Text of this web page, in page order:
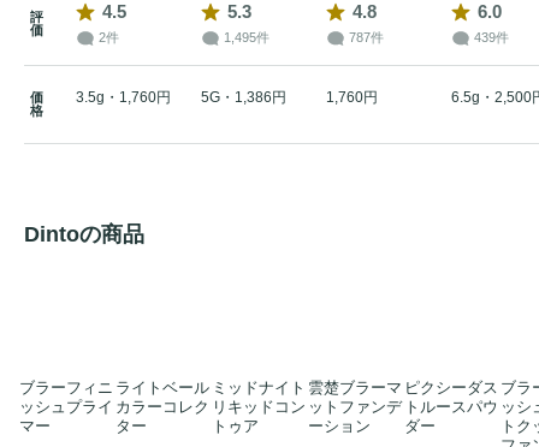
評
価
4.5
2件
5.3
1,495件
4.8
787件
6.0
439件
価
格
3.5g・1,760円 5G・1,386円 1,760円 6.5g・2,500
Dintoの商品
ブラーフィニ
ッシュプライ
マー
ライトベール
カラーコレク
ター
ミッドナイト
リキッドコン
トゥア
雲楚ブラーマ
ットファンデ
ーション
ピクシーダス
トルースパウ
ダー
ブラ
ッシ
トク